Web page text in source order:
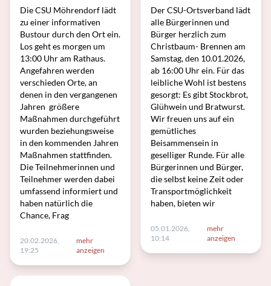
Die CSU Möhrendorf lädt
zu einer informativen
Bustour durch den Ort ein.
Los geht es morgen um
13:00 Uhr am Rathaus.
Angefahren werden
verschieden Orte, an
denen in den vergangenen
Jahren größere
Maßnahmen durchgeführt
wurden beziehungsweise
in den kommenden Jahren
Maßnahmen stattfinden.
Die Teilnehmerinnen und
Teilnehmer werden dabei
umfassend informiert und
haben natürlich die
Chance, Frag
20.02.2026,
19:25
mehr
anzeigen
Der CSU-Ortsverband lädt
alle Bürgerinnen und
Bürger herzlich zum
Christbaum- Brennen am
Samstag, den 10.01.2026,
ab 16:00 Uhr ein. Für das
leibliche Wohl ist bestens
gesorgt: Es gibt Stockbrot,
Glühwein und Bratwurst.
Wir freuen uns auf ein
gemütliches
Beisammensein in
geselliger Runde. Für alle
Bürgerinnen und Bürger,
die selbst keine Zeit oder
Transportmöglichkeit
haben, bieten wir
05.01.2026,
10:14
mehr
anzeigen